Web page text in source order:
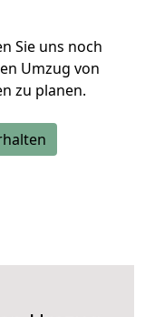
Sie uns noch
Umzug von
zu planen.